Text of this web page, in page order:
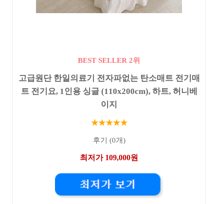
BEST SELLER 2위
고급원단 한일의료기 전자파없는 탄소매트 전기매
트 전기요, 1인용 싱글 (110x200cm), 하트, 허니베
이지
★★★★★
후기 (0개)
최저가 109,000원